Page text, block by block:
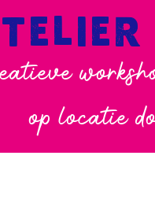
op locatie